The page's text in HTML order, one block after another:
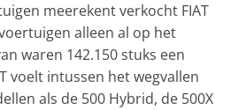
meerekent verkocht FIAT
alleen al op het
waren 142.150 stuks een
voelt intussen het wegvallen
als de 500 Hybrid, de 500X